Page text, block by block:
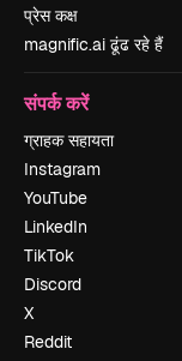
प्रेस कक्ष
magnific.ai ढूंढ रहे हैं
संपर्क करें
ग्राहक सहायता
Instagram
YouTube
LinkedIn
TikTok
Discord
X
Reddit